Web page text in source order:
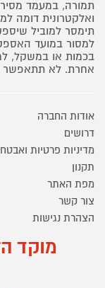
תמורה, במעמד
ואלקטרונית דומה
תימסר למוביל
למסור במועד
בכמות או במשקל,
אחרת. לא תתאפשר
אודות החברה
דרושים
מדיניות פרטיות
תקנון
מפת האתר
צור קשר
הצהרת נגישות
מוקד